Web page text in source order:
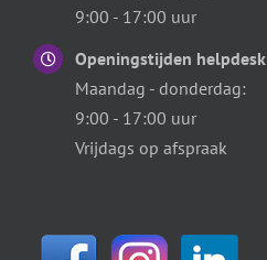
9:00 - 17:00 uur
Openingstijden helpdesk
Maandag - donderdag:
9:00 - 17:00 uur
Vrijdags op afspraak